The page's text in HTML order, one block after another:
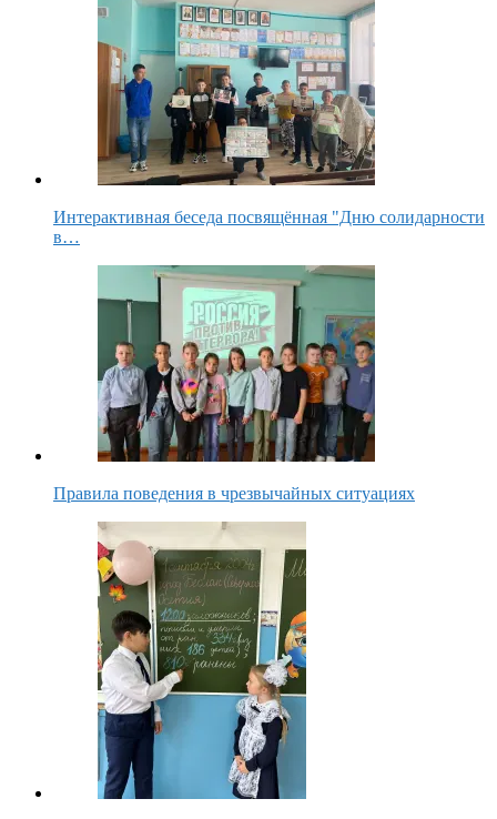
Интерактивная беседа посвящённая "Дню солидарности
в…
Правила поведения в чрезвычайных ситуациях